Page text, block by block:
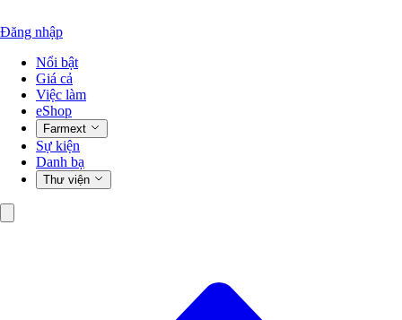
Đăng nhập
Nổi bật
Giá cả
Việc làm
eShop
Farmext
Sự kiện
Danh bạ
Thư viện